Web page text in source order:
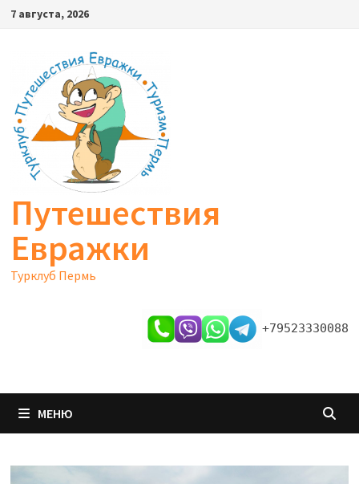
Перейти
содержимому
7 августа, 2026
Путешествия
Евражки
Турклуб Пермь
+79523330088
МЕНЮ